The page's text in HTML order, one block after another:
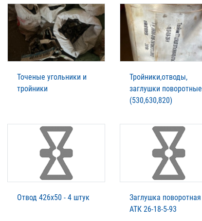
Точеные угольники и
тройники
Тройники,отводы,
заглушки поворотные
(530,630,820)
Отвод 426х50 - 4 штук
Заглушка поворотная
АТК 26-18-5-93